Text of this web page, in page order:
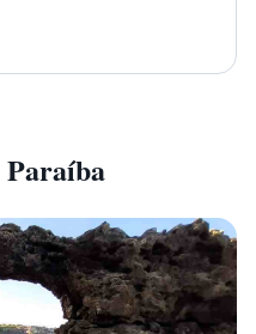
Paraíba